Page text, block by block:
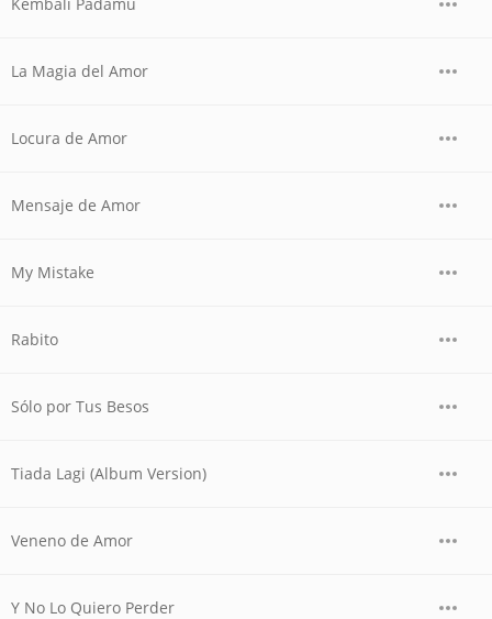
La Magia del Amor
Locura de Amor
Mensaje de Amor
My Mistake
Rabito
Sólo por Tus Besos
Tiada Lagi (Album Version)
Veneno de Amor
Y No Lo Quiero Perder